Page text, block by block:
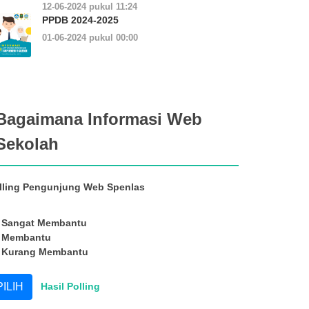
12-06-2024 pukul 11:24
PPDB 2024-2025
01-06-2024 pukul 00:00
Informasi Web
Pengunjung Web Spenlas
Membantu
Membantu
Hasil Polling